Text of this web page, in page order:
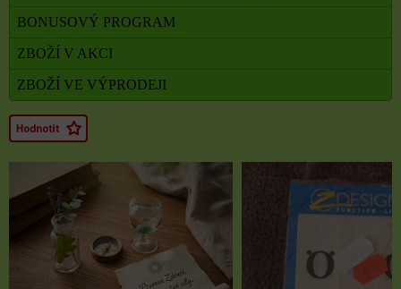
BONUSOVÝ PROGRAM
ZBOŽÍ V AKCI
ZBOŽÍ VE VÝPRODEJI